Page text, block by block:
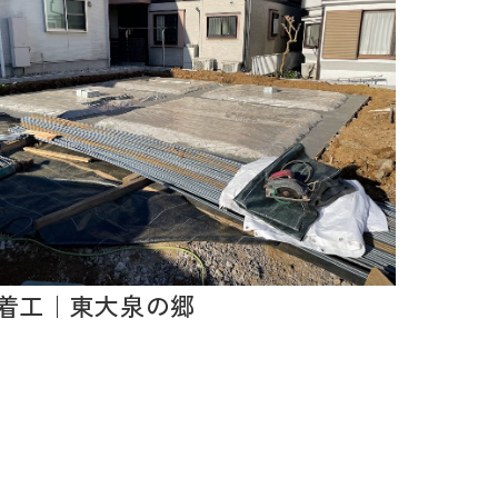
工｜東大泉の郷